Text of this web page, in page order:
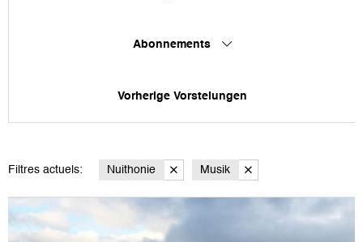
Abonnements
Vorherige Vorstelungen
Filtres actuels: Nuithonie Musik